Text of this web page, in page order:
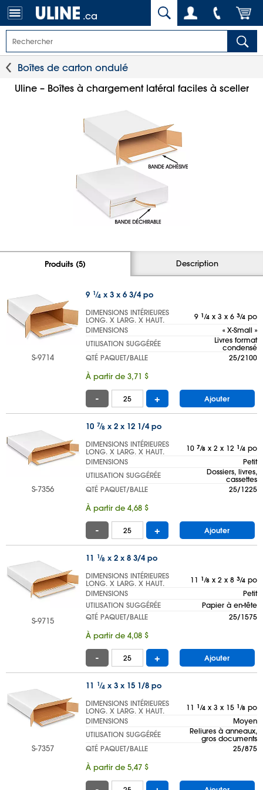
.ca
Boîtes de carton ondulé
Uline – Boîtes à chargement latéral faciles à sceller
Produits (5) Description
S-9714
9 1⁄4 x 3 x 6 3/4 po
DIMENSIONS INTÉRIEURES
LONG. X LARG. X HAUT.
9 1 ⁄4 x 3 x 6 3⁄4 po
DIMENSIONS
« X-Small »
UTILISATION SUGGÉRÉE
Livres format
condensé
QTÉ PAQUET/BALLE
25/2100
À partir de 3,71 $
- + Ajouter
S-7356
10 7⁄8 x 2 x 12 1/4 po
DIMENSIONS INTÉRIEURES
LONG. X LARG. X HAUT.
10 7⁄8 x 2 x 12 1 ⁄4 po
DIMENSIONS
Petit
UTILISATION SUGGÉRÉE
Dossiers, livres,
cassettes
QTÉ PAQUET/BALLE
25/1225
À partir de 4,68 $
- + Ajouter
S-9715
11 1⁄8 x 2 x 8 3/4 po
DIMENSIONS INTÉRIEURES
LONG. X LARG. X HAUT.
11 1 ⁄8 x 2 x 8 3⁄4 po
DIMENSIONS
Petit
UTILISATION SUGGÉRÉE
Papier à en-tête
QTÉ PAQUET/BALLE
25/1575
À partir de 4,08 $
- + Ajouter
S-7357
11 1⁄4 x 3 x 15 1/8 po
DIMENSIONS INTÉRIEURES
LONG. X LARG. X HAUT.
11 1 ⁄4 x 3 x 15 1 ⁄8 po
DIMENSIONS
Moyen
UTILISATION SUGGÉRÉE
Reliures à anneaux,
gros documents
QTÉ PAQUET/BALLE
25/875
À partir de 5,47 $